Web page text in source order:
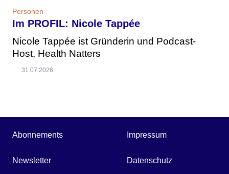
Personen
Im PROFIL: Nicole Tappée
Nicole Tappée ist Gründerin und Podcast-
Host, Health Natters
31.07.2026
Abonnements
Newsletter
Impressum
Datenschutz